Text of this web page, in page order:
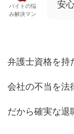
バイトの悩
み解決マン
安
弁護士資格を持
会社の不当を法
だから確実な退